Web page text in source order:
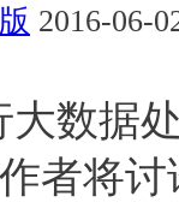
2016-06-
大数据
者将